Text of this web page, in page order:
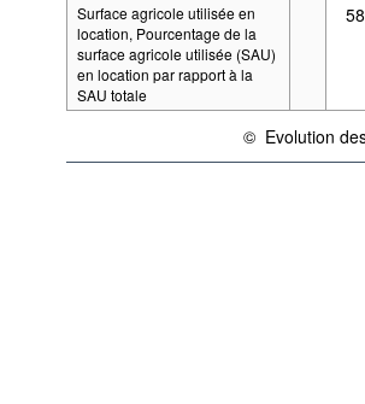
Surface agricole utilisée en
location, Pourcentage de la
surface agricole utilisée (SAU)
en location par rapport à la
SAU totale
©
{link} Conditions
Evolution